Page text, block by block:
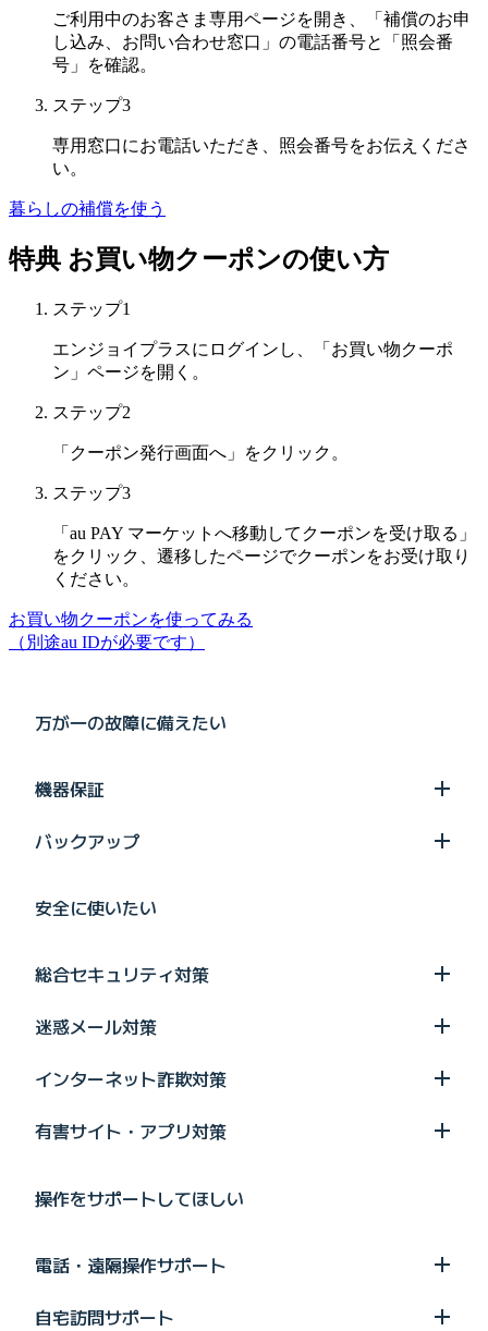
ご利用中のお客さま専用ページを開き、「補償のお申
し込み、お問い合わせ窓口」の電話番号と「照会番
号」を確認。
ステップ3
専用窓口にお電話いただき、照会番号をお伝えくださ
い。
暮らしの補償を使う
特典 お買い物クーポンの使い方
ステップ1
エンジョイプラスにログインし、「お買い物クーポ
ン」ページを開く。
ステップ2
「クーポン発行画面へ」をクリック。
ステップ3
「au PAY マーケットへ移動してクーポンを受け取る」
をクリック、遷移したページでクーポンをお受け取り
ください。
お買い物クーポンを使ってみる
（別途au IDが必要です）
万が一の故障に備えたい
機器保証
バックアップ
安全に使いたい
総合セキュリティ対策
迷惑メール対策
インターネット詐欺対策
有害サイト・アプリ対策
操作をサポートしてほしい
電話・遠隔操作サポート
自宅訪問サポート